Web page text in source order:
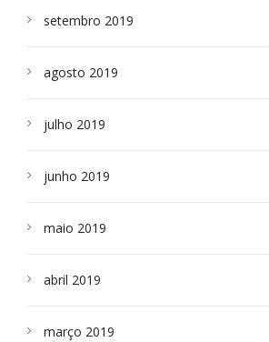
setembro 2019
agosto 2019
julho 2019
junho 2019
maio 2019
abril 2019
março 2019